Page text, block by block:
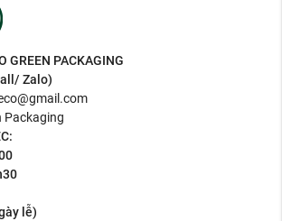
GREEN PACKAGING
Zalo)
Packaging
lễ)